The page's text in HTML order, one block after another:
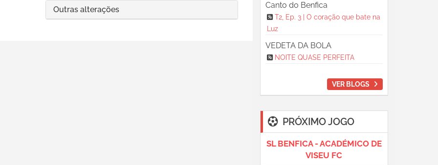
Outras alterações Canto do Benfica
T2, Ep. 3 | O coração que bate na
Luz
VEDETA DA BOLA
NOITE QUASE PERFEITA
VER BLOGS
PRÓXIMO JOGO
SL BENFICA - ACADÉMICO DE
VISEU FC